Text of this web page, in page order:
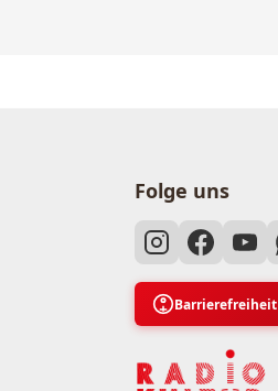
Folge uns
Barrierefreiheit